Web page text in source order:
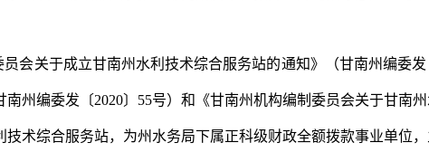
会关于成立甘南州水利技术综合服务站的通知》（甘南州编委发
南州编委发〔2020〕 55号）和《甘南州机构编制委员会关于甘南
术综合服务站，为州水务局下属正科级财政全额拨款事业单位，